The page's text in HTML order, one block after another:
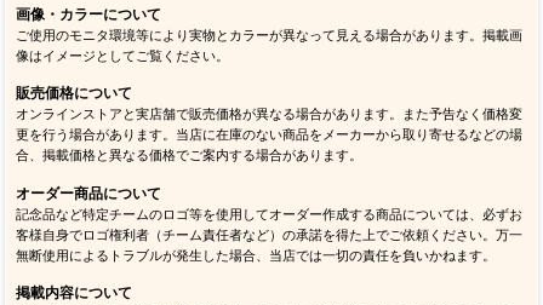
画像・カラーについて
ご使用のモニタ環境等により実物とカラーが異なって見える場合があります。掲載画
像はイメージとしてご覧ください。
販売価格について
オンラインストアと実店舗で販売価格が異なる場合があります。また予告なく価格変
更を行う場合があります。当店に在庫のない商品をメーカーから取り寄せるなどの場
合、掲載価格と異なる価格でご案内する場合があります。
オーダー商品について
記念品など特定チームのロゴ等を使用してオーダー作成する商品については、必ずお
客様自身でロゴ権利者（チーム責任者など）の承諾を得た上でご依頼ください。万一
無断使用によるトラブルが発生した場合、当店では一切の責任を負いかねます。
掲載内容について